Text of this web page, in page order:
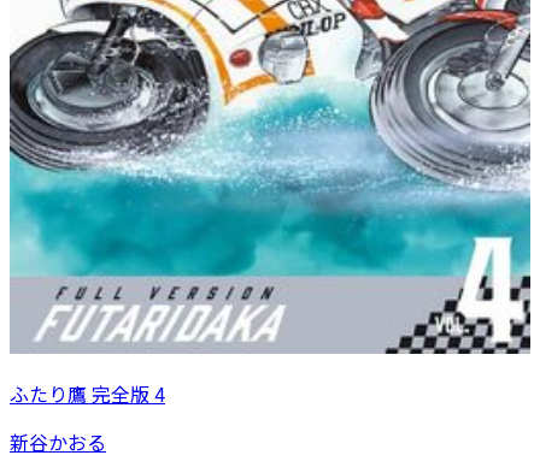
ふたり鷹 完全版 4
新谷かおる